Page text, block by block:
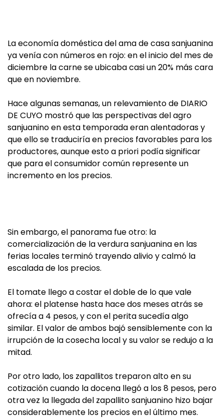
La economía doméstica del ama de casa sanjuanina
ya venía con números en rojo: en el inicio del mes de
diciembre la carne se ubicaba casi un 20% más cara
que en noviembre.
Hace algunas semanas, un relevamiento de DIARIO
DE CUYO mostró que las perspectivas del agro
sanjuanino en esta temporada eran alentadoras y
que ello se traduciría en precios favorables para los
productores, aunque esto a priori podía significar
que para el consumidor común represente un
incremento en los precios.
Sin embargo, el panorama fue otro: la
comercialización de la verdura sanjuanina en las
ferias locales terminó trayendo alivio y calmó la
escalada de los precios.
El tomate llego a costar el doble de lo que vale
ahora: el platense hasta hace dos meses atrás se
ofrecía a 4 pesos, y con el perita sucedía algo
similar. El valor de ambos bajó sensiblemente con la
irrupción de la cosecha local y su valor se redujo a la
mitad.
Por otro lado, los zapallitos treparon alto en su
cotización cuando la docena llegó a los 8 pesos, pero
otra vez la llegada del zapallito sanjuanino hizo bajar
considerablemente los precios en el último mes.